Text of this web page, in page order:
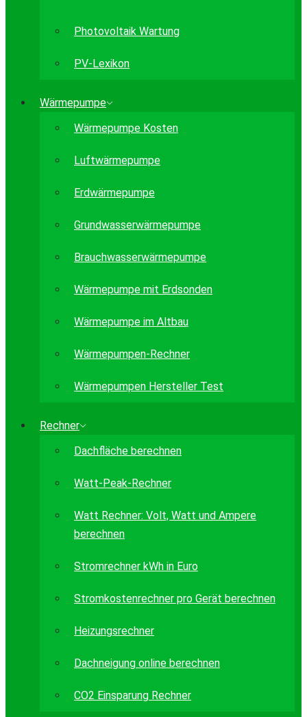
Photovoltaik Wartung
PV-Lexikon
Wärmepumpe
Wärmepumpe Kosten
Luftwärmepumpe
Erdwärmepumpe
Grundwasserwärmepumpe
Brauchwasserwärmepumpe
Wärmepumpe mit Erdsonden
Wärmepumpe im Altbau
Wärmepumpen-Rechner
Wärmepumpen Hersteller Test
Rechner
Dachfläche berechnen
Watt-Peak-Rechner
Watt Rechner: Volt, Watt und Ampere
berechnen
Stromrechner kWh in Euro
Stromkostenrechner pro Gerät berechnen
Heizungsrechner
Dachneigung online berechnen
CO2 Einsparung Rechner